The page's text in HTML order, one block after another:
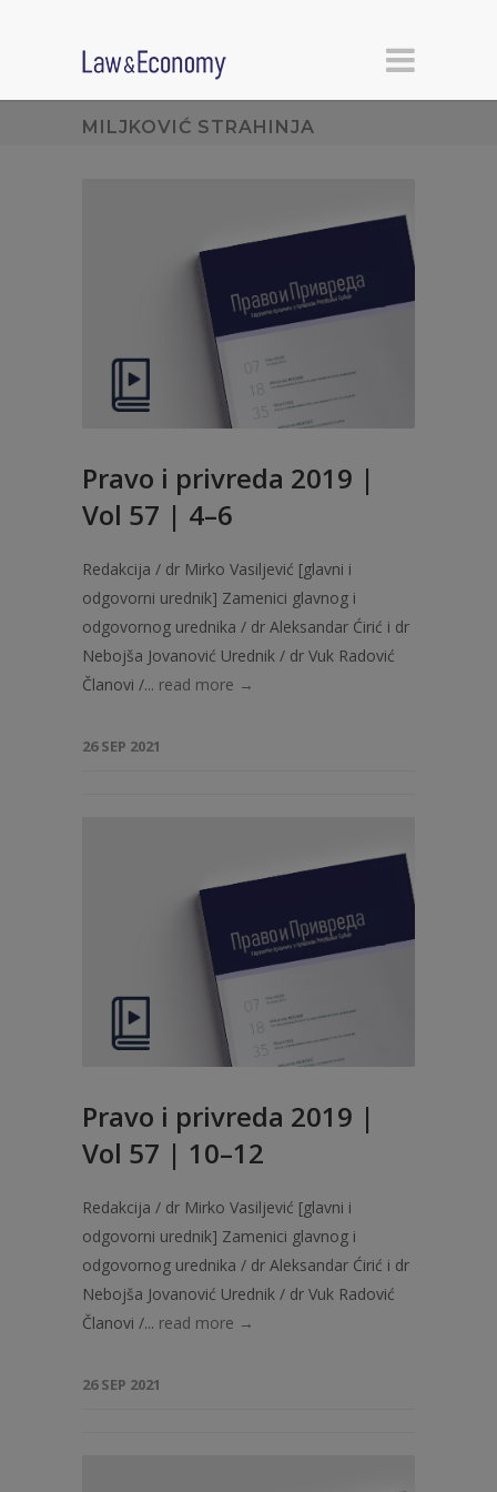
MILJKOVIĆ STRAHINJA
Pravo i privreda 2019 |
Vol 57 | 4–6
Redakcija / dr Mirko Vasiljević [glavni i
odgovorni urednik] Zamenici glavnog i
odgovornog urednika / dr Aleksandar Ćirić i dr
Nebojša Jovanović Urednik / dr Vuk Radović
Članovi /... read more →
26 SEP 2021
Pravo i privreda 2019 |
Vol 57 | 10–12
Redakcija / dr Mirko Vasiljević [glavni i
odgovorni urednik] Zamenici glavnog i
odgovornog urednika / dr Aleksandar Ćirić i dr
Nebojša Jovanović Urednik / dr Vuk Radović
Članovi /... read more →
26 SEP 2021